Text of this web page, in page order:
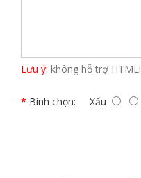
Lưu ý: không hỗ trợ HTML!
Bình chọn: Xấu